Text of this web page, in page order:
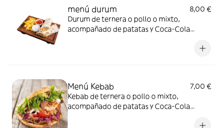
menú durum
8,00 €
Durum de ternera o pollo o mixto,
acompañado de patatas y Coca-Cola
Menú Kebab
7,00 €
Kebab de ternera o pollo o mixto,
acompañado de patatas y Coca-Cola